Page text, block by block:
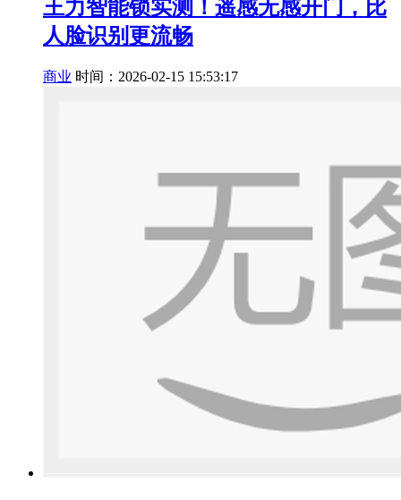
王力智能锁实测！遥感无感开门，比
人脸识别更流畅
商业 时间：2026-02-15 15:53:17